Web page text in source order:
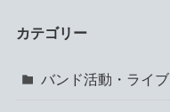
カテゴリー
バンド活動・ライブ